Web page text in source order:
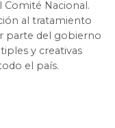
Nacional.
al tratamiento
parte del gobierno
y creativas
el país.